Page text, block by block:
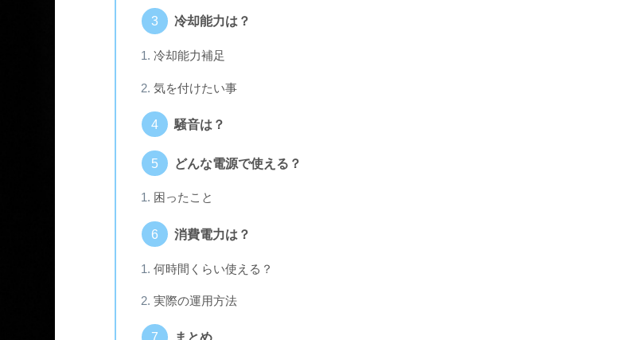
冷却能力は？
冷却能力補足
気を付けたい事
騒音は？
どんな電源で使える？
困ったこと
消費電力は？
何時間くらい使える？
実際の運用方法
まとめ